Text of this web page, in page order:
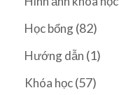
Học bổng(82)
Hướng dẫn (1)
Khóa học(57)